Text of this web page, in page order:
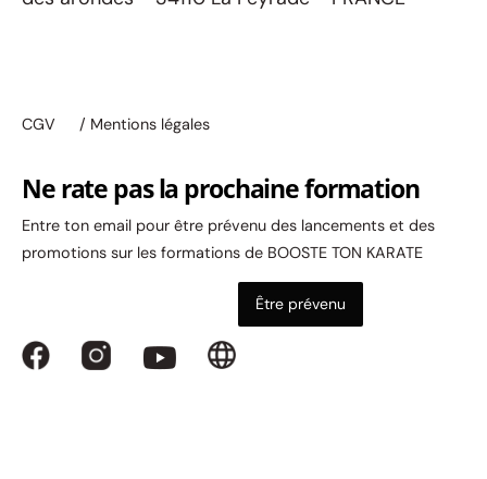
CGV / Mentions légales
Ne rate pas la prochaine formation
Entre ton email pour être prévenu des lancements et des
promotions sur les formations de BOOSTE TON KARATE
Être prévenu